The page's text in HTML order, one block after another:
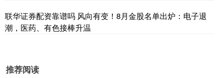
联华证券配资靠谱吗 风向有变！8月金股名单出炉：电子退
潮，医药、有色接棒升温
推荐阅读